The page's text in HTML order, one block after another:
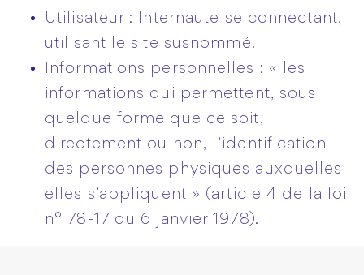
Utilisateur : Internaute se connectant,
utilisant le site susnommé.
Informations personnelles : « les
informations qui permettent, sous
quelque forme que ce soit,
directement ou non, l’identification
des personnes physiques auxquelles
elles s’appliquent » (article 4 de la loi
n° 78-17 du 6 janvier 1978).